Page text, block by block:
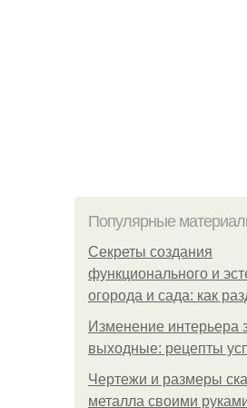
Популярные
Секреты создания
функционального и
огорода и сада: как
Изменение интерьера
выходные: рецепты
Чертежи и размеры
металла своими